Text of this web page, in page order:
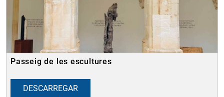
Passeig de les escultures
DESCARREGAR